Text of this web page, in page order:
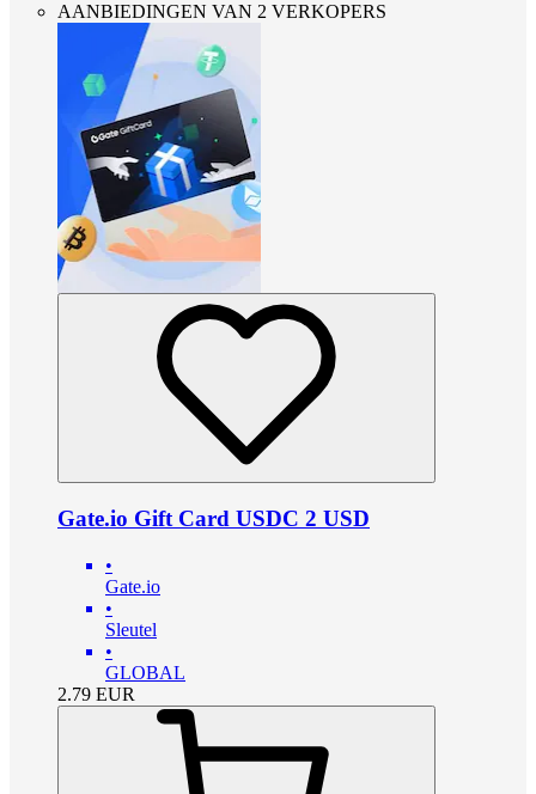
AANBIEDINGEN VAN 2 VERKOPERS
Gate.io Gift Card USDC 2 USD
•
Gate.io
•
Sleutel
•
GLOBAL
2.79 EUR